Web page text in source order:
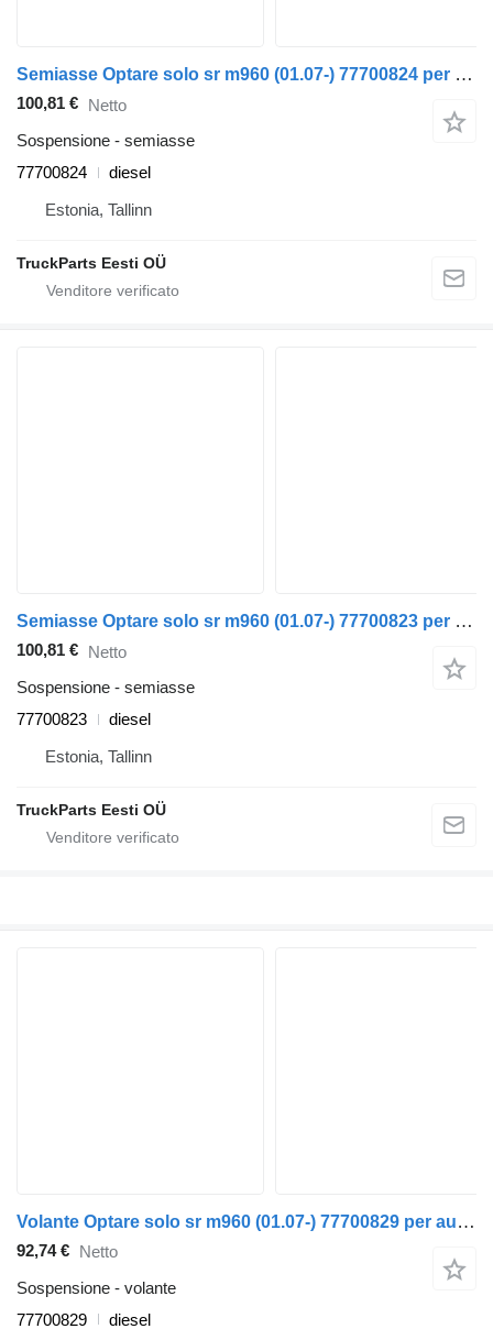
Semiasse Optare solo sr m960 (01.07-) 77700824 per autobus Optare Solo Sr, Tempo, Versa, Olymus, Toro (2004-)
100,81 € Netto
Sospensione - semiasse
77700824
diesel
Estonia, Tallinn
TruckParts Eesti OÜ
Semiasse Optare solo sr m960 (01.07-) 77700823 per autobus Optare Solo Sr, Tempo, Versa, Olymus, Toro (2004-)
100,81 € Netto
Sospensione - semiasse
77700823
diesel
Estonia, Tallinn
TruckParts Eesti OÜ
Volante Optare solo sr m960 (01.07-) 77700829 per autobus Optare Solo Sr, Tempo, Versa, Olymus, Toro (2004-)
92,74 € Netto
Sospensione - volante
77700829
diesel